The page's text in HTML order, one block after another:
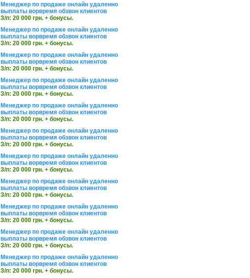
Менеджер по продаже онлайн удаленно
выплаты ворвремя обзвон клиентов
З/п: 20 000 грн. + бонусы.
Менеджер по продаже онлайн удаленно
выплаты ворвремя обзвон клиентов
З/п: 20 000 грн. + бонусы.
Менеджер по продаже онлайн удаленно
выплаты ворвремя обзвон клиентов
З/п: 20 000 грн. + бонусы.
Менеджер по продаже онлайн удаленно
выплаты ворвремя обзвон клиентов
З/п: 20 000 грн. + бонусы.
Менеджер по продаже онлайн удаленно
выплаты ворвремя обзвон клиентов
З/п: 20 000 грн. + бонусы.
Менеджер по продаже онлайн удаленно
выплаты ворвремя обзвон клиентов
З/п: 20 000 грн. + бонусы.
Менеджер по продаже онлайн удаленно
выплаты ворвремя обзвон клиентов
З/п: 20 000 грн. + бонусы.
Менеджер по продаже онлайн удаленно
выплаты ворвремя обзвон клиентов
З/п: 20 000 грн. + бонусы.
Менеджер по продаже онлайн удаленно
выплаты ворвремя обзвон клиентов
З/п: 20 000 грн. + бонусы.
Менеджер по продаже онлайн удаленно
выплаты ворвремя обзвон клиентов
З/п: 20 000 грн. + бонусы.
Менеджер по продаже онлайн удаленно
выплаты ворвремя обзвон клиентов
З/п: 20 000 грн. + бонусы.